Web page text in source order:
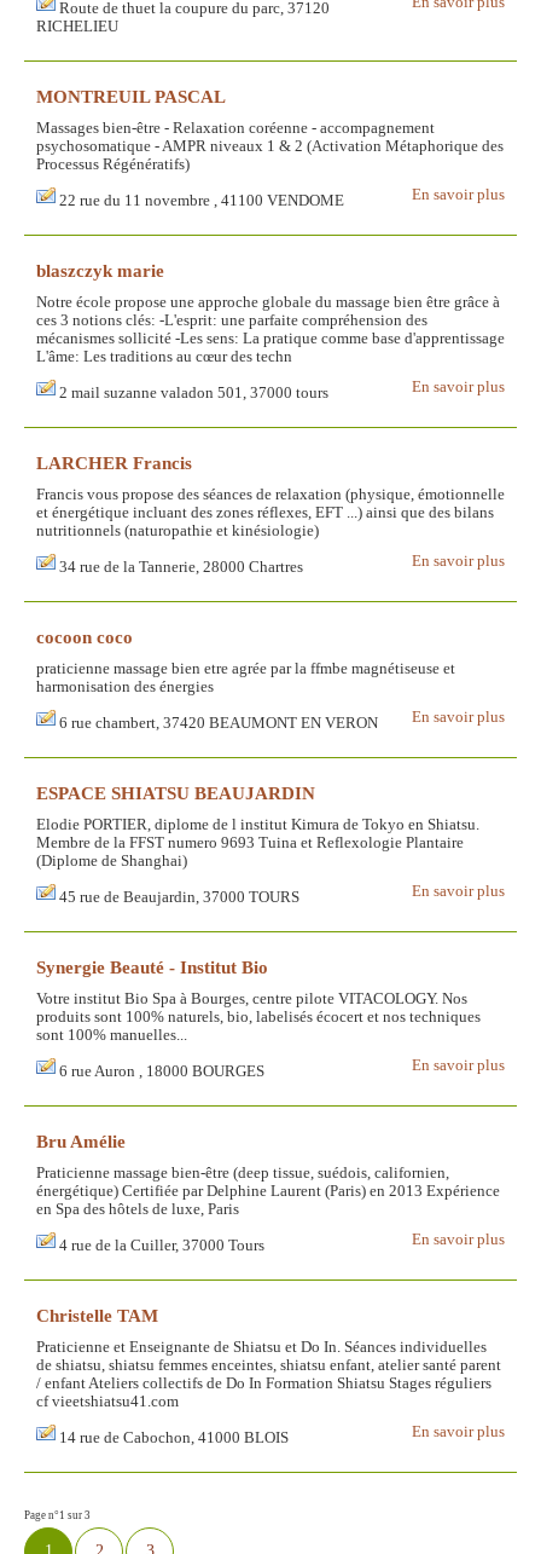
Route de thuet la coupure du parc, 37120
RICHELIEU
MONTREUIL PASCAL
Massages bien-être - Relaxation coréenne - accompagnement
psychosomatique - AMPR niveaux 1 & 2 (Activation Métaphorique des
Processus Régénératifs)
En savoir plus
22 rue du 11 novembre , 41100 VENDOME
blaszczyk marie
Notre école propose une approche globale du massage bien être grâce à
ces 3 notions clés: -L'esprit: une parfaite compréhension des
mécanismes sollicité -Les sens: La pratique comme base d'apprentissage
L'âme: Les traditions au cœur des techn
En savoir plus
2 mail suzanne valadon 501, 37000 tours
LARCHER Francis
Francis vous propose des séances de relaxation (physique, émotionnelle
et énergétique incluant des zones réflexes, EFT ...) ainsi que des bilans
nutritionnels (naturopathie et kinésiologie)
En savoir plus
34 rue de la Tannerie, 28000 Chartres
cocoon coco
praticienne massage bien etre agrée par la ffmbe magnétiseuse et
harmonisation des énergies
En savoir plus
6 rue chambert, 37420 BEAUMONT EN VERON
ESPACE SHIATSU BEAUJARDIN
Elodie PORTIER, diplome de l institut Kimura de Tokyo en Shiatsu.
Membre de la FFST numero 9693 Tuina et Reflexologie Plantaire
(Diplome de Shanghai)
En savoir plus
45 rue de Beaujardin, 37000 TOURS
Synergie Beauté - Institut Bio
Votre institut Bio Spa à Bourges, centre pilote VITACOLOGY. Nos
produits sont 100% naturels, bio, labelisés écocert et nos techniques
sont 100% manuelles...
En savoir plus
6 rue Auron , 18000 BOURGES
Bru Amélie
Praticienne massage bien-être (deep tissue, suédois, californien,
énergétique) Certifiée par Delphine Laurent (Paris) en 2013 Expérience
en Spa des hôtels de luxe, Paris
En savoir plus
4 rue de la Cuiller, 37000 Tours
Christelle TAM
Praticienne et Enseignante de Shiatsu et Do In. Séances individuelles
de shiatsu, shiatsu femmes enceintes, shiatsu enfant, atelier santé parent
/ enfant Ateliers collectifs de Do In Formation Shiatsu Stages réguliers
cf vieetshiatsu41.com
En savoir plus
14 rue de Cabochon, 41000 BLOIS
Page n°1 sur 3